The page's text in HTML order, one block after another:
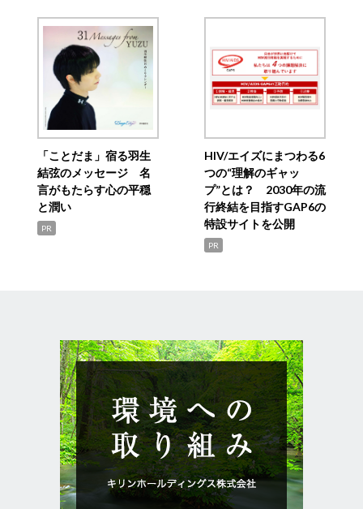
「ことだま」宿る羽生
結弦のメッセージ 名
言がもたらす心の平穏
と潤い
PR
HIV/エイズにまつわる6
つの“理解のギャッ
プ”とは？ 2030年の流
行終結を目指すGAP6の
特設サイトを公開
PR